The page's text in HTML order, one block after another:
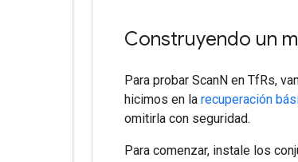
Construyendo un
Para probar ScanN en TfRs,
hicimos en la recuperación
omitirla con seguridad.
Para comenzar, instale los